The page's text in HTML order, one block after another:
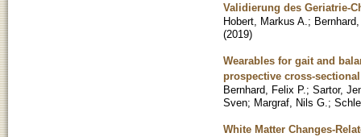
Validierung des Geriatrie-
Hobert, Markus A. ;
(2019)
Wearables for gait and
prospective cross-
Bernhard, Felix P. ; Sartor,
Sven; Margraf, Nils G. ;
White Matter Changes-